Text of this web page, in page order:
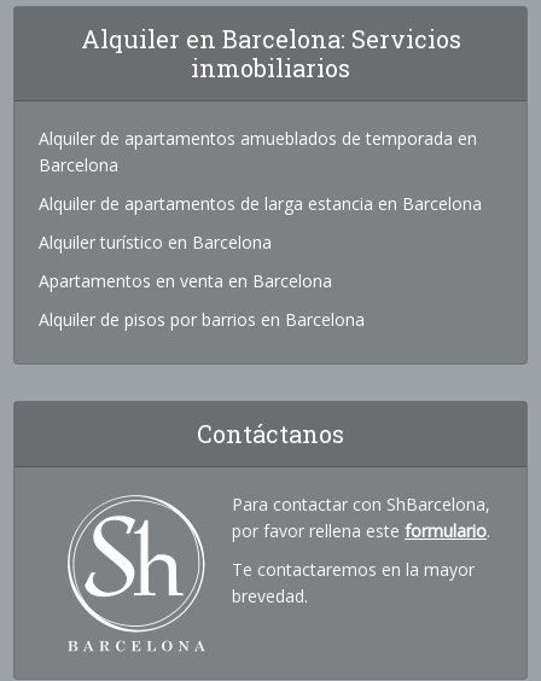
Alquiler en Barcelona: Servicios
inmobiliarios
Alquiler de apartamentos amueblados de temporada en
Barcelona
Alquiler de apartamentos de larga estancia en Barcelona
Alquiler turístico en Barcelona
Apartamentos en venta en Barcelona
Alquiler de pisos por barrios en Barcelona
Contáctanos
Para contactar con ShBarcelona,
por favor rellena esteformulario.
Te contactaremos en la mayor
brevedad.